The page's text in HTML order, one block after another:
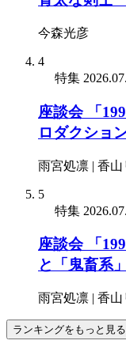
今森光彦
4
特集
座談会 「
ロダクショ
雨宮処凛 | 香
5
特集
座談会 「
と「鬼畜系
雨宮処凛 | 香
ランキングをもっと見る